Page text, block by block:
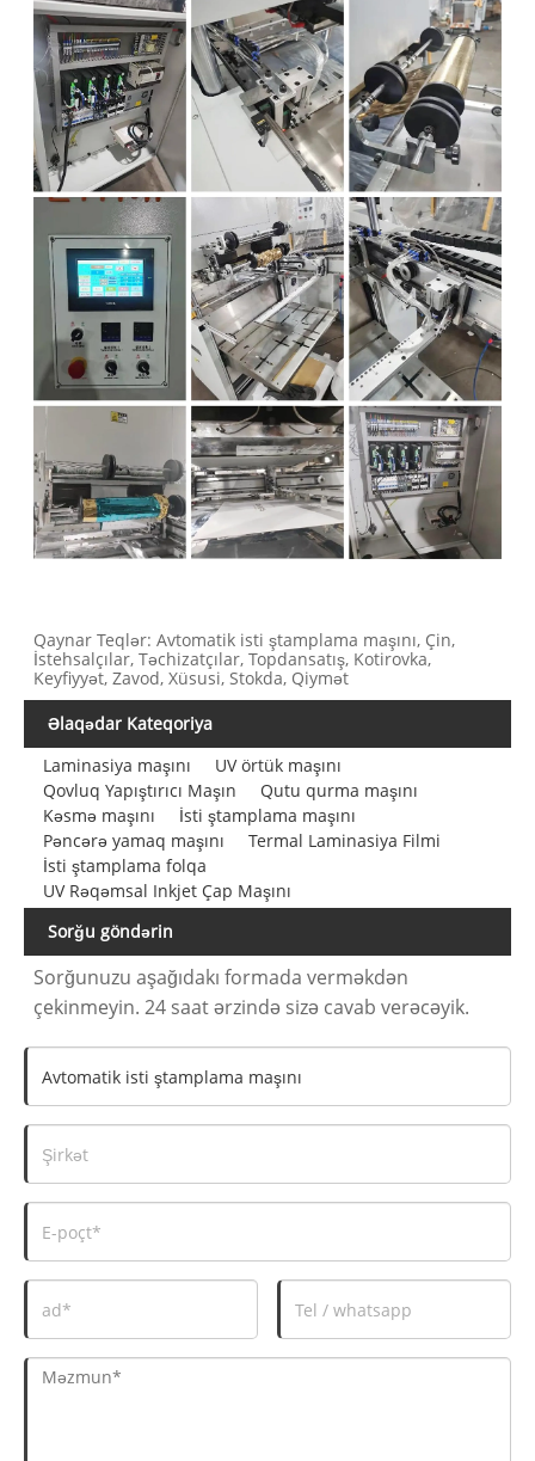
Qaynar Teqlər: Avtomatik isti ştamplama maşını, Çin,
İstehsalçılar, Təchizatçılar, Topdansatış, Kotirovka,
Keyfiyyət, Zavod, Xüsusi, Stokda, Qiymət
Əlaqədar Kateqoriya
Laminasiya maşını
UV örtük maşını
Qovluq Yapıştırıcı Maşın
Qutu qurma maşını
Kəsmə maşını
İsti ştamplama maşını
Pəncərə yamaq maşını
Termal Laminasiya Filmi
İsti ştamplama folqa
UV Rəqəmsal Inkjet Çap Maşını
Sorğu göndərin
Sorğunuzu aşağıdakı formada verməkdən
çekinmeyin. 24 saat ərzində sizə cavab verəcəyik.